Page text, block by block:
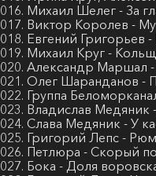
016. Михаил Шелег - За
017. Виктор Королев -
018. Евгений Григорьев
019. Михаил Круг -
020. Александр Маршал
021. Олег Шаранданов -
022. Группа
023. Владислав Медяник
024. Слава Медяник - У
025. Григорий Лепс -
026. Петлюра - Скорый
027. Бока - Доля